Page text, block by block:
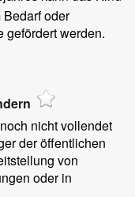
oder
gefördert werden.
nicht vollendet
der öffentlichen
von
oder in